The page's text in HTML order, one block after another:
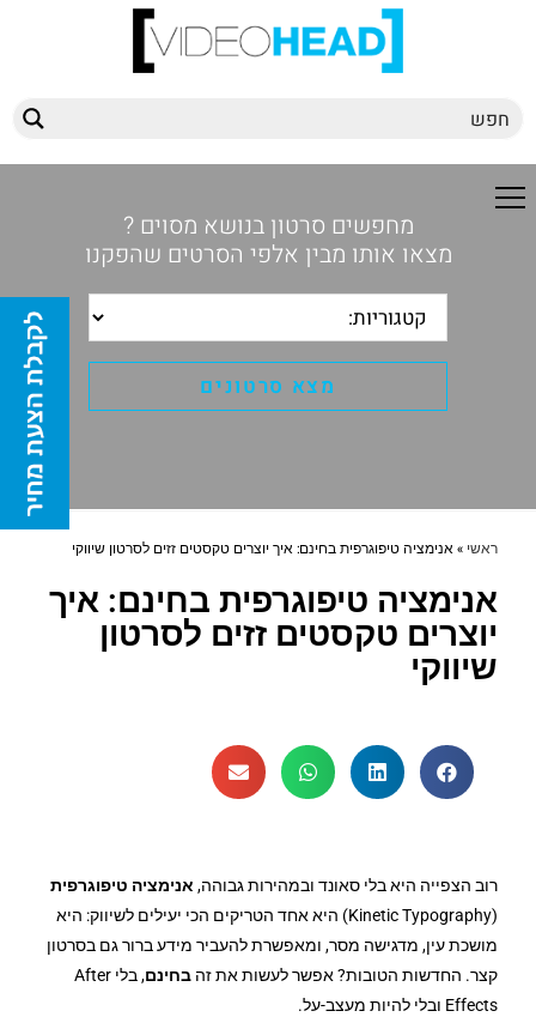
מחפשים סרטון בנושא מסוים ?
מצאו אותו מבין אלפי הסרטים שהפקנו
ראשי »אנימציה טיפוגרפית בחינם: איך יוצרים טקסטים זזים לסרטון שיווקי
אנימציה טיפוגרפית בחינם: איך
יוצרים טקסטים זזים לסרטון
שיווקי
רוב הצפייה היא בלי סאונד ובמהירות גבוהה, אנימציה טיפוגרפית
(Kinetic Typography) היא אחד הטריקים הכי יעילים לשיווק: היא
מושכת עין, מדגישה מסר, ומאפשרת להעביר מידע ברור גם בסרטון
קצר. החדשות הטובות? אפשר לעשות את זהבחינם
, בלי After
Effects ובלי להיות מעצב-על.